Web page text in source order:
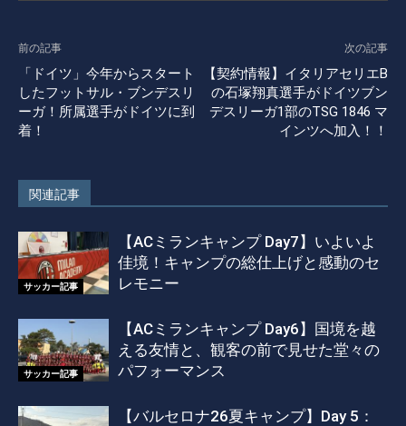
前の記事
「ドイツ」今年からスタート
したフットサル・ブンデスリ
ーガ！所属選手がドイツに到
着！
次の記事
【契約情報】イタリアセリエB
の石塚翔真選手がドイツブン
デスリーガ1部のTSG 1846 マ
インツへ加入！！
関連記事
サッカー記事
【ACミランキャンプ Day7】いよいよ
佳境！キャンプの総仕上げと感動のセ
レモニー
サッカー記事
【ACミランキャンプ Day6】国境を越
える友情と、観客の前で見せた堂々の
パフォーマンス
【バルセロナ26夏キャンプ】Day 5：